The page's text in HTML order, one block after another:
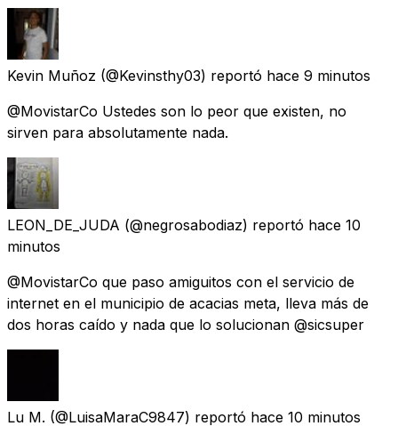
Kevin Muñoz (@Kevinsthy03) reportó hace 9 minutos
@MovistarCo Ustedes son lo peor que existen, no
sirven para absolutamente nada.
LEON_DE_JUDA (@negrosabodiaz) reportó hace 10
minutos
@MovistarCo que paso amiguitos con el servicio de
internet en el municipio de acacias meta, lleva más de
dos horas caído y nada que lo solucionan @sicsuper
Lu M. (@LuisaMaraC9847) reportó hace 10 minutos